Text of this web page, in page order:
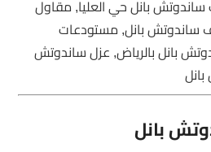
ساندوتش بانل حي العليا, مقاول
ساندوتش بانل, مستودعات
بانل بالرياض, عزل ساندوتش
بانل